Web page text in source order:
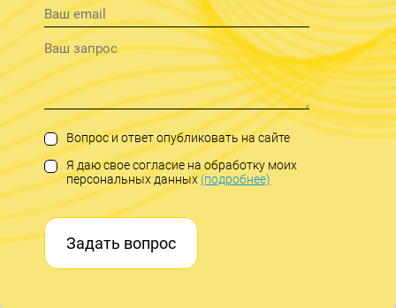
Вопрос и ответ опубликовать на сайте
Я даю свое согласие на обработку моих
персональных данных(подробнее)
Задать вопрос